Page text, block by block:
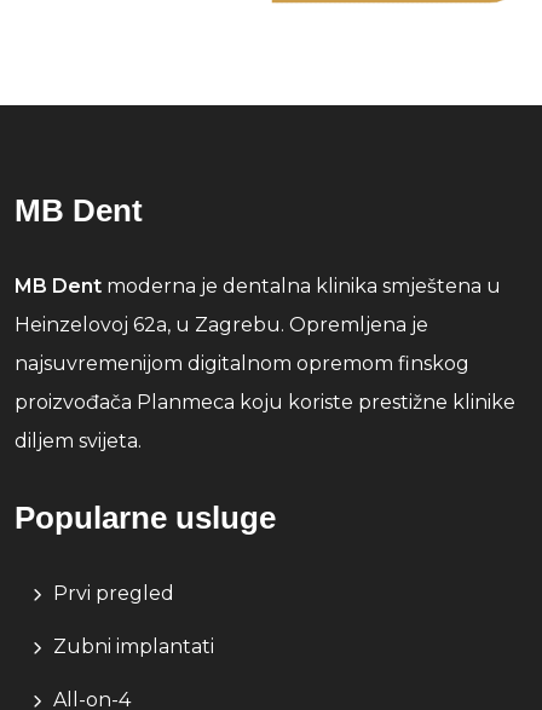
MB Dent
MB Dent moderna je dentalna klinika smještena u
Heinzelovoj 62a, u Zagrebu. Opremljena je
najsuvremenijom digitalnom opremom finskog
proizvođača Planmeca koju koriste prestižne klinike
diljem svijeta.
Popularne usluge
Prvi pregled
Zubni implantati
All-on-4